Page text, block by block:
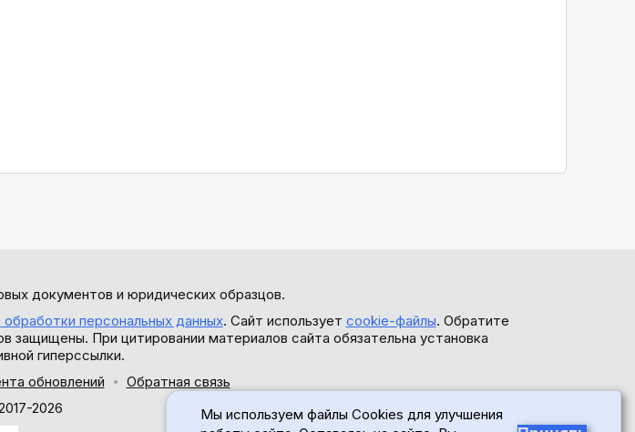
документов и юридических образцов.
обработки персональных данных. Сайт использует cookie-файлы. Обратите
При цитировании материалов сайта обязательна установка
гиперссылки.
обновлений
Обратная связь
2026
Мы используем файлы Cookies для улучшения